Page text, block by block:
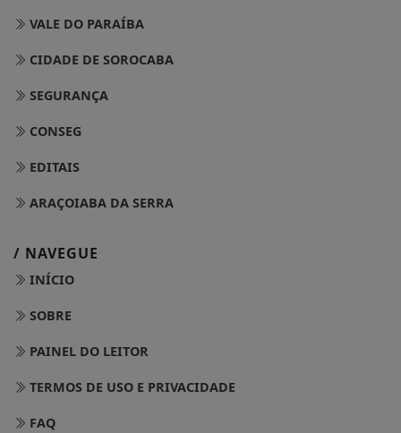
CIDADE DE SOROCABA
SEGURANÇA
CONSEG
EDITAIS
ARAÇOIABA DA SERRA
INÍCIO
SOBRE
PAINEL DO LEITOR
TERMOS DE USO E PRIVACIDADE
FAQ
CONTATO